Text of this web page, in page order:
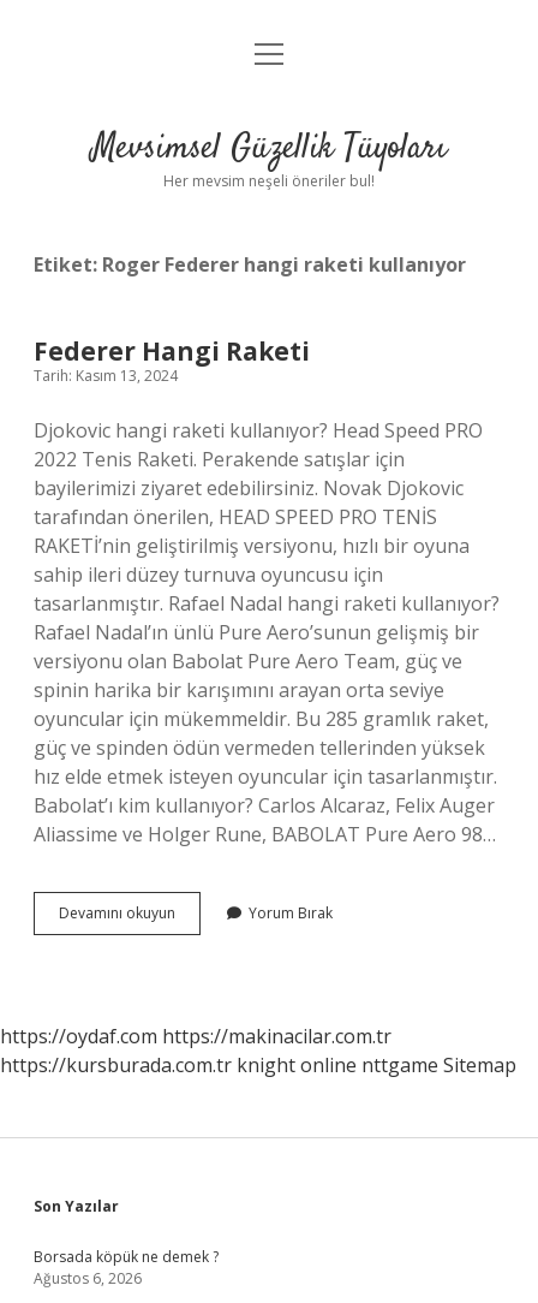
Anasayfa
Yasal Uyarı
menüyü
Mevsimsel Güzellik Tüyoları
Her mevsim neşeli öneriler bul!
Etiket: Roger Federer hangi raketi kullanıyor
Federer Hangi Raketi
Tarih: Kasım 13, 2024
Djokovic hangi raketi kullanıyor? Head Speed ​​​​​​​​PRO
2022 Tenis Raketi. Perakende satışlar için
bayilerimizi ziyaret edebilirsiniz. Novak Djokovic
tarafından önerilen, HEAD SPEED PRO TENİS
RAKETİ’nin geliştirilmiş versiyonu, hızlı bir oyuna
sahip ileri düzey turnuva oyuncusu için
tasarlanmıştır. Rafael Nadal hangi raketi kullanıyor?
Rafael Nadal’ın ünlü Pure Aero’sunun gelişmiş bir
versiyonu olan Babolat Pure Aero Team, güç ve
spinin harika bir karışımını arayan orta seviye
oyuncular için mükemmeldir. Bu 285 gramlık raket,
güç ve spinden ödün vermeden tellerinden yüksek
hız elde etmek isteyen oyuncular için tasarlanmıştır.
Babolat’ı kim kullanıyor? Carlos Alcaraz, Felix Auger
Aliassime ve Holger Rune, BABOLAT Pure Aero 98…
Devamını okuyun Federer
Hangi
Yorum Bırak
https://oydaf.com https://makinacilar.com.tr
https://kursburada.com.tr knight online nttgame Sitemap
Sidebar
Son Yazılar
Borsada köpük ne demek ?
Ağustos 6, 2026